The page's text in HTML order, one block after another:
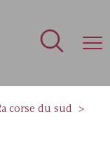
2a corse du sud